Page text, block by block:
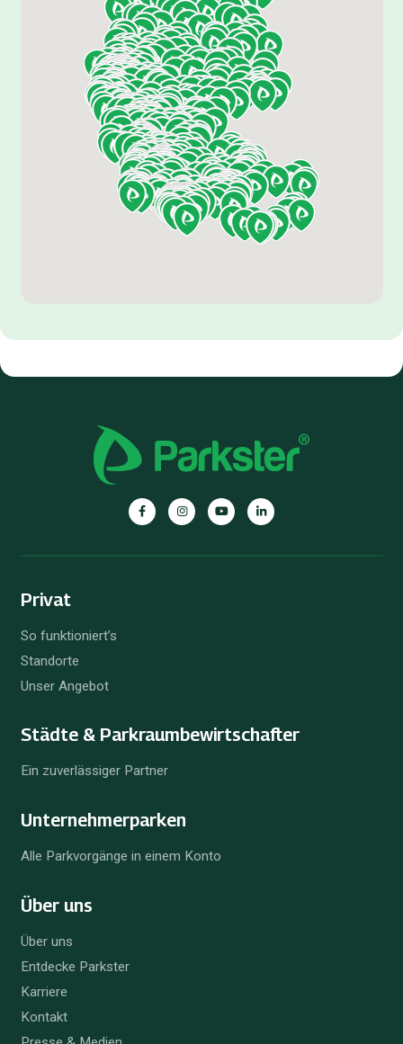
Privat
So funktioniert’s
Standorte
Unser Angebot
Städte & Parkraum­bewirtschafter
Ein zuverlässiger Partner
Unternehmer­parken
Alle Parkvorgänge in einem Konto
Über uns
Über uns
Entdecke Parkster
Karriere
Kontakt